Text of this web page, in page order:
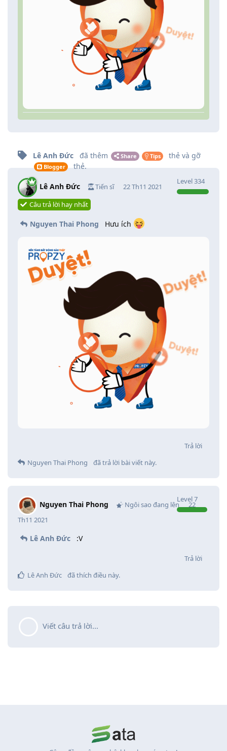
Lê Anh Đức đã thêm Share Tips thẻ và gỡ
Blogger thẻ.
Lê Anh Đức Tiến sĩ
Level 334
22 Th11 2021
Câu trả lời hay nhất
Nguyen Thai Phong Hưu ích
Trả lời
Nguyen Thai Phong
đã trả lời bài viết này.
Nguyen Thai Phong Ngôi sao đang lên
Level7
22
Th11 2021
Lê Anh Đức :V
Trả lời
Lê Anh Đức
đã thích điều này.
Viết câu trả lời...